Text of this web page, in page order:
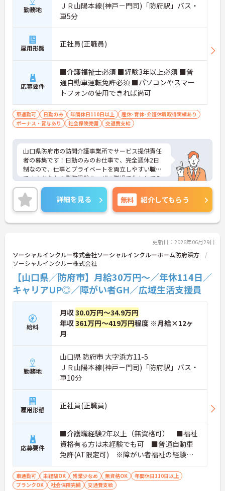
勤務地
ＪＲ山陽本線(神戸－門司)「防府駅」バス・
車5分
雇用形態 正社員(正職員)
応募要件
■介護福祉士必須 ■経験3年以上必須 ■普
通自動車運転免許必須 ■パソコンやスマー
トフォンの使用できれば尚可
車通勤可 日勤のみ 年間休日110日以上
産休･育休･介護休暇取得実績あり
ボーナス・賞与あり
社会保険完備 交通費支給
山口県防府市の訪問介護事業所でサービス提供責任
者の募集です！日勤のみのお仕事で、完全週休2日
制なので、仕事とプライベートを両立しやすい職場
です♪あなたの業務経験を、ぜひ職場で生かしてみ
ませんか？ご興味のある方は、面接ポイントをお伝
えしますので、お気軽にご連絡ください。
詳細を見る 無料 紹介してもらう
更新日：2026年06月29日
ソーシャルインクルー株式会社ソーシャルインクルーホーム防府浜方
ソーシャルインクルー株式会社
【山口県／防府市】月給30万円～／年休114日／
キャリアUP◎／障がい者GH／広域生活支援員
給料
月収30.0万円～34.9万円
年収361万円～419万円程度 ※月給×12ヶ
月
勤務地
山口県 防府市 大字浜方11-5
ＪＲ山陽本線(神戸－門司)「防府駅」バス・
車10分
雇用形態 正社員(正職員)
応募要件
■介護職経験2年以上（無資格可） ■福祉
資格有る方は未経験でも可 ■普通自動車
免許(AT限定可) ※障がい者福祉の経験は
不問です。※実務経験2年以上の方、障がい
者福祉に関する経験をお持ちの方大歓迎
車通勤可 未経験OK 残業少なめ 無資格OK
年間休日110日以上
ブランクOK
社会保険完備 交通費支給